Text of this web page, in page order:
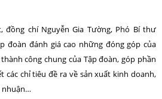
đồng chí Nguyễn Gia Tường, Phó Bí thư
đoàn đánh giá cao những đóng góp của
công chung của Tập đoàn, góp phần
các chỉ tiêu đề ra về sản xuất kinh doanh,
nhuận…